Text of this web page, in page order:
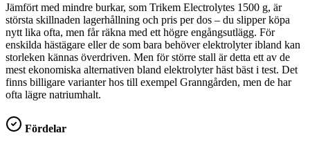
Jämfört med mindre burkar, som Trikem Electrolytes 1500 g, är
största skillnaden lagerhållning och pris per dos – du slipper köpa
nytt lika ofta, men får räkna med ett högre engångsutlägg. För
enskilda hästägare eller de som bara behöver elektrolyter ibland kan
storleken kännas överdriven. Men för större stall är detta ett av de
mest ekonomiska alternativen bland elektrolyter häst bäst i test. Det
finns billigare varianter hos till exempel Granngården, men de har
ofta lägre natriumhalt.
Fördelar